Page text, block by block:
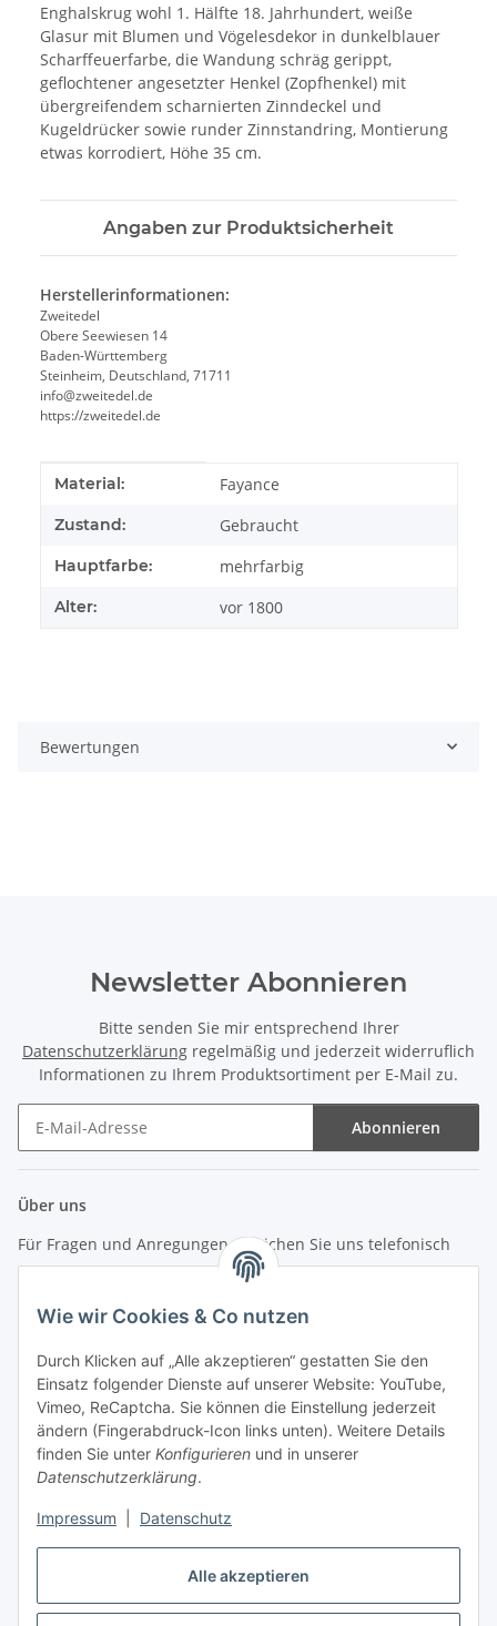
Alle akzeptieren
Wie wir Cookies & Co nutzen
Durch Klicken auf „Alle akzeptieren“ gestatten Sie den
Einsatz folgender Dienste auf unserer Website: YouTube,
Vimeo, ReCaptcha. Sie können die Einstellung jederzeit
ändern (Fingerabdruck-Icon links unten). Weitere Details
finden Sie unter Konfigurieren und in unserer
Datenschutzerklärung.
Impressum Datenschutz
Enghalskrug wohl 1. Hälfte 18. Jahrhundert, weiße
Glasur mit Blumen und Vögelesdekor in dunkelblauer
Scharffeuerfarbe, die Wandung schräg gerippt,
geflochtener angesetzter Henkel (Zopfhenkel) mit
übergreifendem scharnierten Zinndeckel und
Kugeldrücker sowie runder Zinnstandring, Montierung
etwas korrodiert, Höhe 35 cm.
Angaben zur Produktsicherheit
Herstellerinformationen:
Zweitedel
Obere Seewiesen 14
Baden-Württemberg
Steinheim, Deutschland, 71711
info@zweitedel.de
https://zweitedel.de
Produkteigenschaft
Wert
Material: Fayance
Zustand: Gebraucht
Hauptfarbe: mehrfarbig
Alter: vor 1800
Bewertungen
Newsletter Abonnieren
Bitte senden Sie mir entsprechend Ihrer
Datenschutzerklärung regelmäßig und jederzeit widerruflich
Informationen zu Ihrem Produktsortiment per E-Mail zu.
Abonnieren
Über uns
Für Fragen und Anregungen erreichen Sie uns telefonisch
info (at) zweitedel.de
Informationen
Gesetzliche Informationen